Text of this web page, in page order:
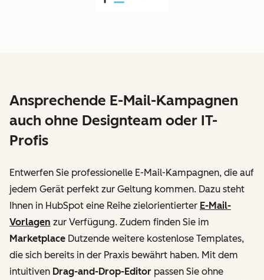
Ansprechende E-Mail-Kampagnen
auch ohne Designteam oder IT-
Profis
Entwerfen Sie professionelle E-Mail-Kampagnen, die auf
jedem Gerät perfekt zur Geltung kommen. Dazu steht
Ihnen in HubSpot eine Reihe zielorientierter E-Mail-
Vorlagen zur Verfügung. Zudem finden Sie im
Marketplace Dutzende weitere kostenlose Templates,
die sich bereits in der Praxis bewährt haben. Mit dem
intuitiven Drag-and-Drop-Editor passen Sie ohne